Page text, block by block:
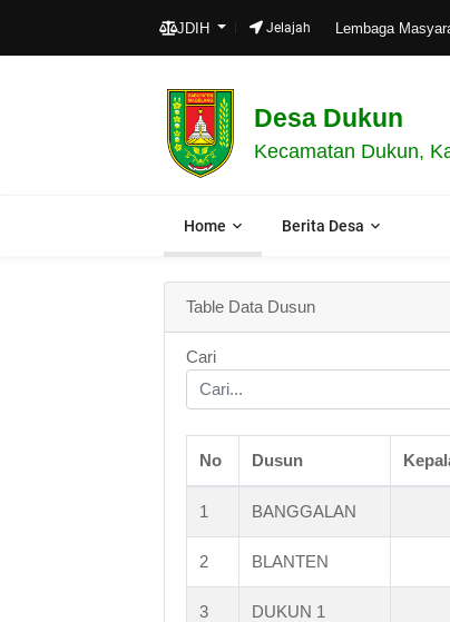
JDIH Jelajah Lembaga
Desa Dukun
Kecamatan Dukun,
Home Berita Desa
Table Data Dusun
Cari
No Dusun
1 BANGGALAN
2 BLANTEN
3 DUKUN 1